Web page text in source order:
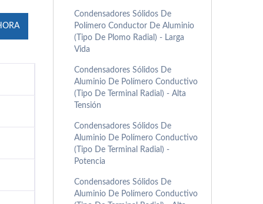
Condensadores Sólidos De
Polímero Conductor De Aluminio
(tipo De Plomo Radial) - Larga
Vida
Condensadores Sólidos De
Aluminio De Polímero Conductivo
(Tipo De Terminal Radial) - Alta
Tensión
Condensadores Sólidos De
Aluminio De Polímero Conductivo
(Tipo De Terminal Radial) -
Potencia
Condensadores Sólidos De
Aluminio De Polímero Conductivo